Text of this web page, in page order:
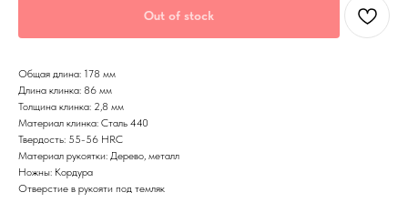
Out of stock
Общая длина: 178 мм
Длина клинка: 86 мм
Толщина клинка: 2,8 мм
Материал клинка: Сталь 440
Твердость: 55-56 HRC
Материал рукоятки: Дерево, металл
Ножны: Кордура
Отверстие в рукояти под темляк